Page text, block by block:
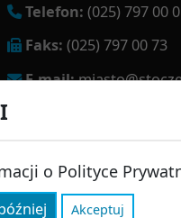
Telefon: (025) 797 00
Faks: (025) 797 00 73
E-mail:
o Polityce
Akceptuj